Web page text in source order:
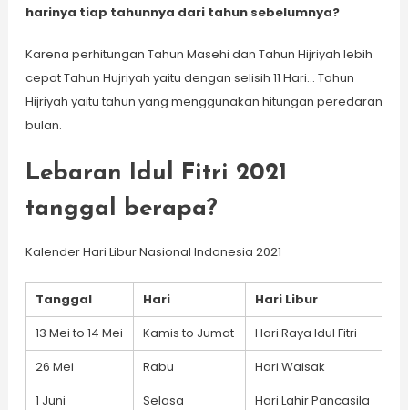
harinya tiap tahunnya dari tahun sebelumnya?
Karena perhitungan Tahun Masehi dan Tahun Hijriyah lebih
cepat Tahun Hujriyah yaitu dengan selisih 11 Hari… Tahun
Hijriyah yaitu tahun yang menggunakan hitungan peredaran
bulan.
Lebaran Idul Fitri 2021
tanggal berapa?
Kalender Hari Libur Nasional Indonesia 2021
Tanggal Hari
Hari Libur
13 Mei to 14 Mei
Kamis to Jumat
Hari Raya Idul Fitri
26 Mei
Rabu
Hari Waisak
1 Juni
Selasa
Hari Lahir Pancasila